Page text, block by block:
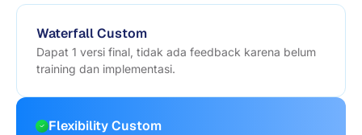
Waterfall Custom
Dapat 1 versi final, tidak ada feedback karena belum
training dan implementasi.
Flexibility Custom